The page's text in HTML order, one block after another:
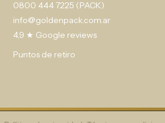
0800 444 7225 (PACK)
info@goldenpack.com.ar
4,9 ★ Google reviews
Puntos de retiro